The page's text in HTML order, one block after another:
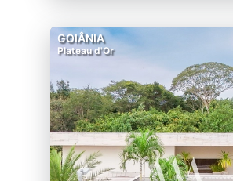
GOIÂNIA
Plateau d'Or